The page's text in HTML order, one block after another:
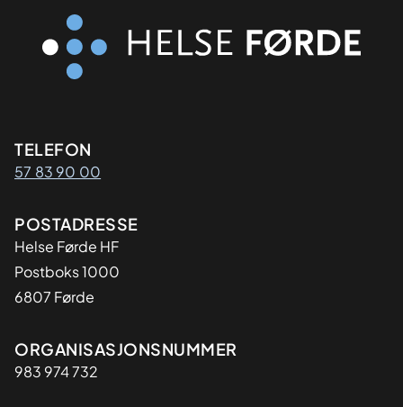
Kontaktinformasjon
TELEFON
57 83 90 00
Adresse
POSTADRESSE
Helse Førde HF
Postboks 1000
6807 Førde
Organisasjon
ORGANISASJONSNUMMER
983 974 732